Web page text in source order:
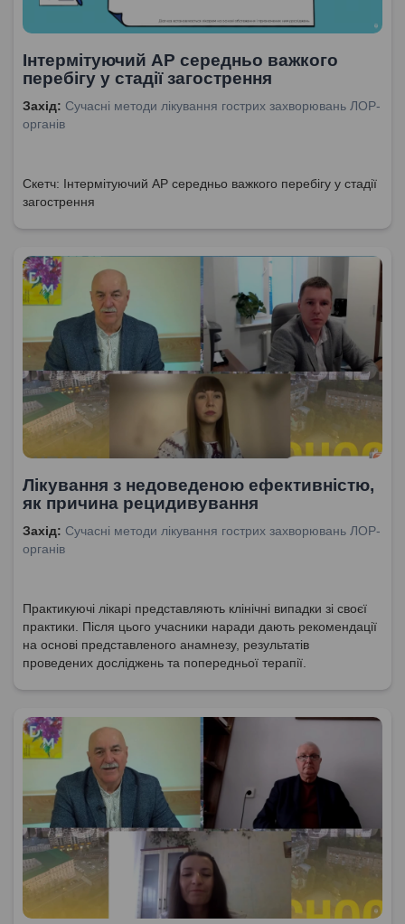
Інтермітуючий АР середньо важкого
перебігу у стадії загострення
Захід: Сучасні методи лікування гострих захворювань ЛОР-
органів
Скетч: Інтермітуючий АР середньо важкого перебігу у стадії
загострення
Лікування з недоведеною ефективністю,
як причина рецидивування
Захід: Сучасні методи лікування гострих захворювань ЛОР-
органів
Практикуючі лікарі представляють клінічні випадки зі своєї
практики. Після цього учасники наради дають рекомендації
на основі представленого анамнезу, результатів
проведених досліджень та попередньої терапії.